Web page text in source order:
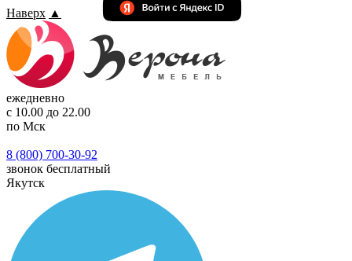
Наверх ▲
ежедневно
с 10.00 до 22.00
по Мск
8 (800) 700-30-92
звонок бесплатный
Якутск